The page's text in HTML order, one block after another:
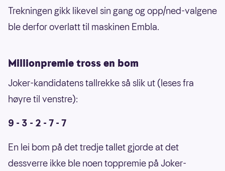
Trekningen gikk likevel sin gang og opp/ned-valgene
ble derfor overlatt til maskinen Embla.
Millionpremie tross en bom
Joker-kandidatens tallrekke så slik ut (leses fra
høyre til venstre):
9 - 3 - 2 - 7 - 7
En lei bom på det tredje tallet gjorde at det
dessverre ikke ble noen toppremie på Joker-